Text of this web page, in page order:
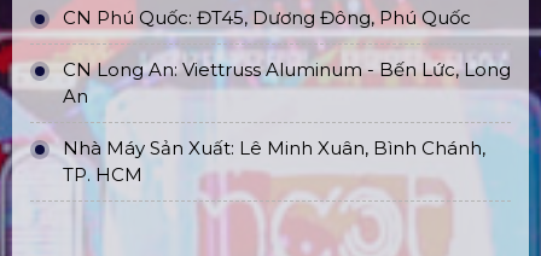
CN Phú Quốc: ĐT45, Dương Đông, Phú Quốc
CN Long An: Viettruss Aluminum - Bến Lức, Long
An
Nhà Máy Sản Xuất: Lê Minh Xuân, Bình Chánh,
TP. HCM